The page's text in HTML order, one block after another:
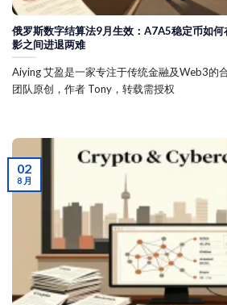
俄罗斯数字结算法9月生效：A7A5稳定币如
影之间进退两难
Aiying 艾盈是一家专注于传统金融及Web3的
团队原创，作者 Tony，转载需授权
02
8 月